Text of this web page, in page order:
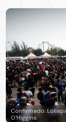
Confirmado:
O'Higgins